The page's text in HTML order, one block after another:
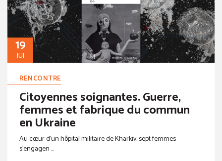
19
JUI
RENCONTRE
Citoyennes soignantes. Guerre,
femmes et fabrique du commun
en Ukraine
Au cœur d’un hôpital militaire de Kharkiv, sept femmes
s’engagen ...